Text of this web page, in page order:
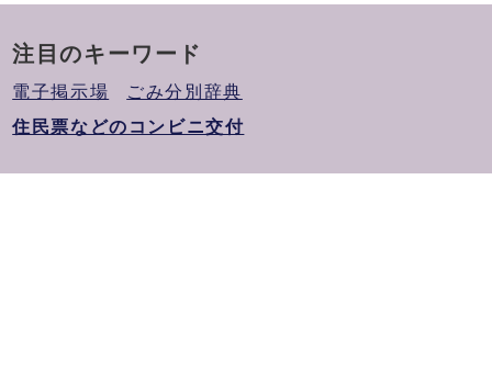
注目のキーワード
電子掲示場
ごみ分別辞典
住民票などのコンビニ交付